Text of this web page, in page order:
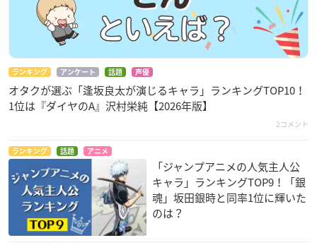
ランキング アンケート 話題 声優
オタクが選ぶ「逢坂良太が演じるキャラ」ランキングTOP10！
1位は『ダイヤのA』沢村栄純【2026年版】
2コメント
ランキング 話題 アニメ
「ジャンプアニメの人気主人公
キャラ」ランキングTOP9！「銀
魂」坂田銀時と同率1位に輝いた
のは？